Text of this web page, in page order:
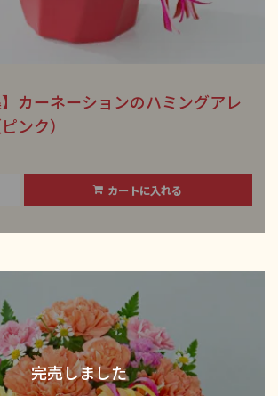
】カーネーションのハミングアレ
ンク）
カートに入れる